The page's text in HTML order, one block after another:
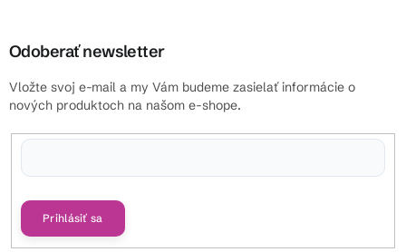
Odoberať newsletter
Vložte svoj e-mail a my Vám budeme zasielať informácie o
nových produktoch na našom e-shope.
Prihlásiť sa